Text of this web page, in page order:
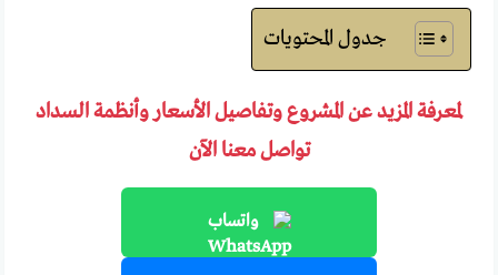
جدول المحتويات
لمعرفة المزيد عن المشروع وتفاصيل الأسعار وأنظمة السداد
تواصل معنا الآن
واتساب